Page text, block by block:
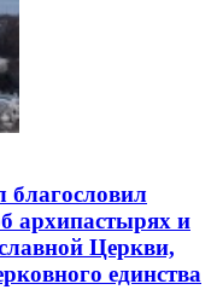
архипастырях и
Церкви,
единства